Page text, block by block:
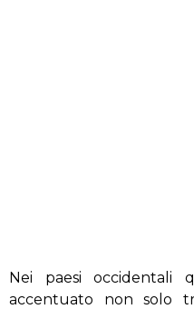
Nei paesi occidentali
accentuato non solo